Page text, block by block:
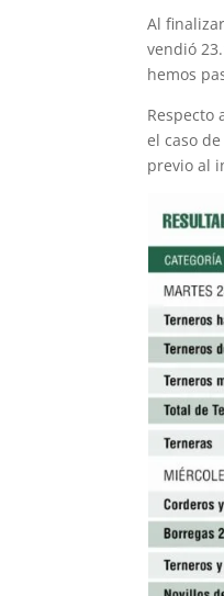
Al
vendió
hemos
Respecto
el caso
previo al